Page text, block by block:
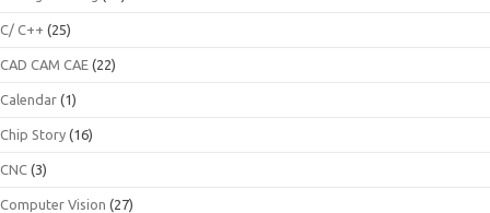
C/ C++ (25)
CAD CAM CAE (22)
Calendar (1)
Chip Story (16)
CNC (3)
Computer Vision (27)